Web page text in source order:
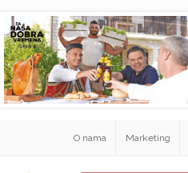
O nama Marketing